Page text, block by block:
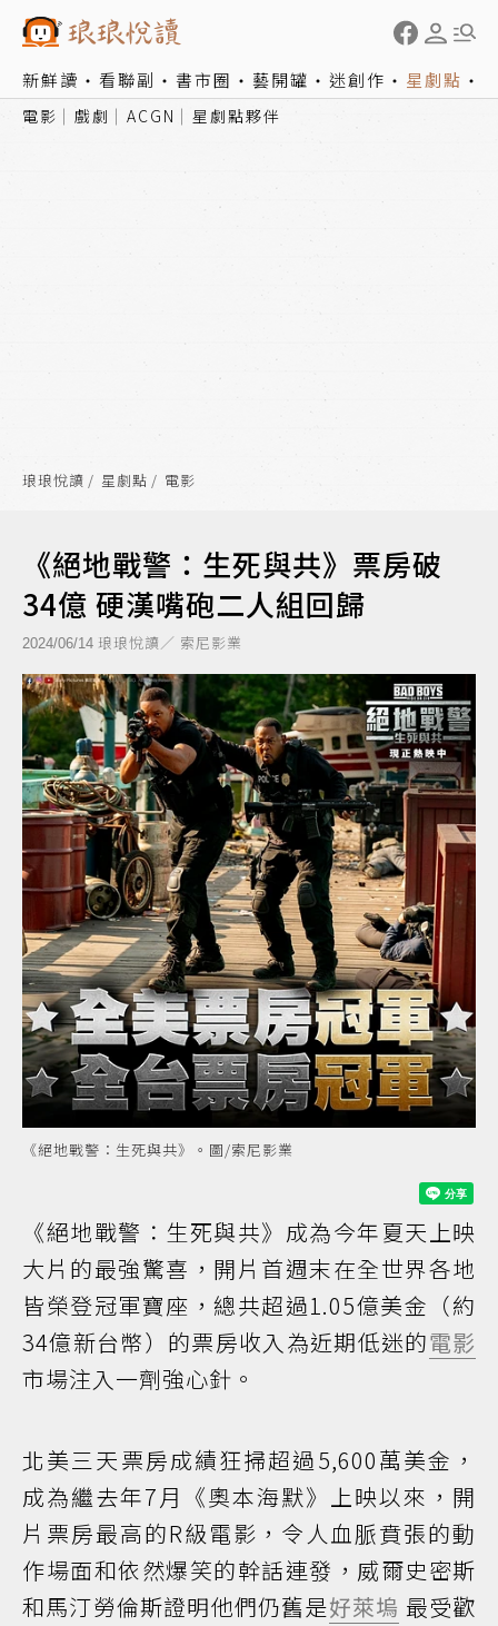
新鮮讀 看聯副 書市圈 藝開罐 迷創作 星劇點
電影 戲劇 ACGN 星劇點夥伴
琅琅悅讀 星劇點 電影
《絕地戰警：生死與共》票房破
34億 硬漢嘴砲二人組回歸
2024/06/14 琅琅悅讀／ 索尼影業
《絕地戰警：生死與共》。圖/索尼影業
《絕地戰警：生死與共》成為今年夏天上映
大片的最強驚喜，開片首週末在全世界各地
皆榮登冠軍寶座，總共超過1.05億美金（約
34億新台幣）的票房收入為近期低迷的電影
市場注入一劑強心針。
北美三天票房成績狂掃超過5,600萬美金，
成為繼去年7月《奧本海默》上映以來，開
片票房最高的R級電影，令人血脈賁張的動
作場面和依然爆笑的幹話連發，威爾史密斯
和馬汀勞倫斯證明他們仍舊是好萊塢 最受歡